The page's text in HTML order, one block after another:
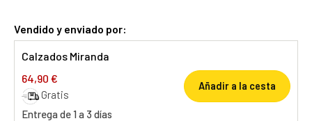
Vendido y enviado por:
Calzados Miranda
64,90 €
Gratis
Entrega de 1 a 3 días
Añadir a la cesta